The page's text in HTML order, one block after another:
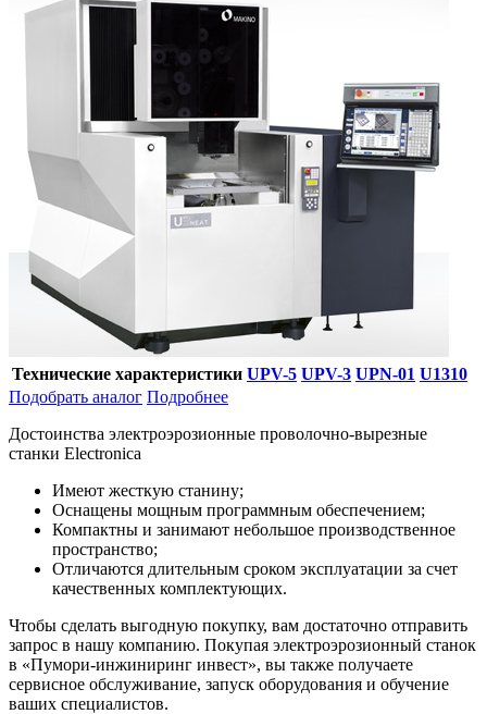
Технические характеристики UPV-5 UPV-3 UPN-01 U1310
Подобрать аналог Подробнее
Достоинства электроэрозионные проволочно-вырезные
станки Electronica
Имеют жесткую станину;
Оснащены мощным программным обеспечением;
Компактны и занимают небольшое производственное
пространство;
Отличаются длительным сроком эксплуатации за счет
качественных комплектующих.
Чтобы сделать выгодную покупку, вам достаточно отправить
запрос в нашу компанию. Покупая электроэрозионный станок
в «Пумори-инжиниринг инвест», вы также получаете
сервисное обслуживание, запуск оборудования и обучение
ваших специалистов.